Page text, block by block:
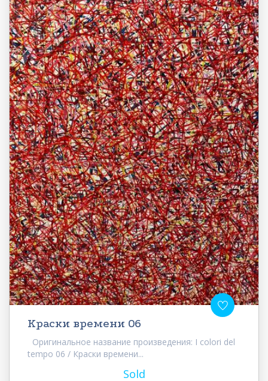
Краски времени 06
Оригинальное название произведения: I colori del
tempo 06 / Краски времени...
Sold